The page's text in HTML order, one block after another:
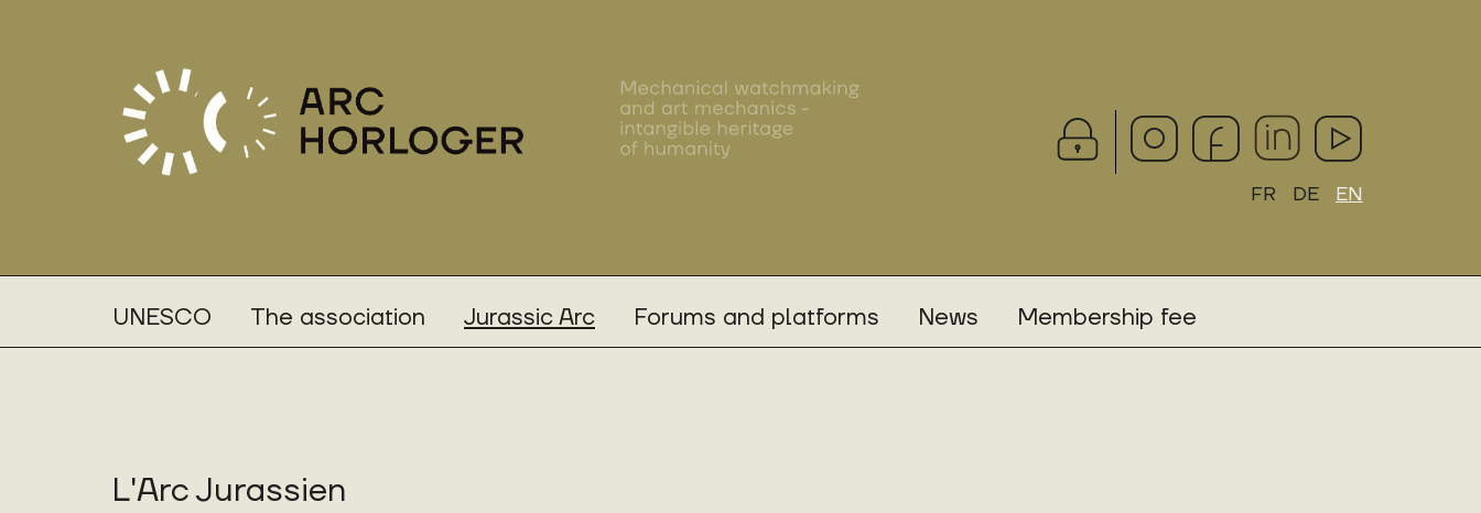
FR DE EN
UNESCO The association Jurassic Arc Forums and platforms News Membership fee
L'Arc Jurassien